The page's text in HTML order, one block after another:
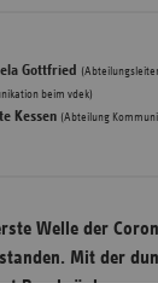
Gottfried
beim vdek)
Kessen (Abteilung
Welle der
Mit der